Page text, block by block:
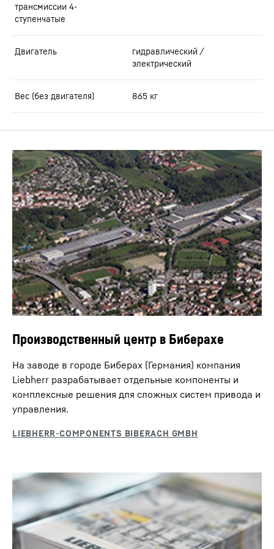
трансмиссии 4-
ступенчатые
Двигатель
гидравлический /
электрический
Вес (без двигателя) 865 кг
Производственный центр в Биберахе
На заводе в городе Биберах (Германия) компания
Liebherr разрабатывает отдельные компоненты и
комплексные решения для сложных систем привода и
управления.